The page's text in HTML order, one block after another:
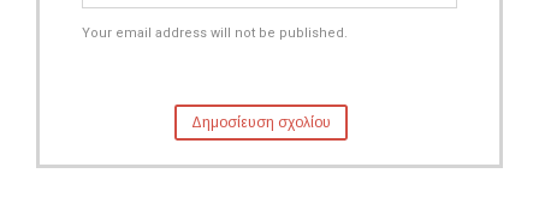
Your email address will not be published.